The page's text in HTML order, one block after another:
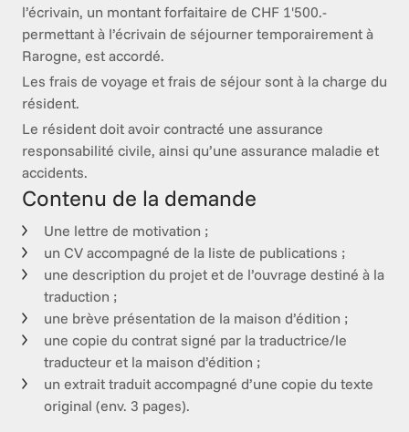
l’écrivain, un montant forfaitaire de CHF 1'500.-
permettant à l’écrivain de séjourner temporairement à
Rarogne, est accordé.
Les frais de voyage et frais de séjour sont à la charge du
résident.
Le résident doit avoir contracté une assurance
responsabilité civile, ainsi qu’une assurance maladie et
accidents.
Contenu de la demande
Une lettre de motivation ;
un CV accompagné de la liste de publications ;
une description du projet et de l’ouvrage destiné à la
traduction ;
une brève présentation de la maison d’édition ;
une copie du contrat signé par la traductrice/le
traducteur et la maison d’édition ;
un extrait traduit accompagné d’une copie du texte
original (env. 3 pages).